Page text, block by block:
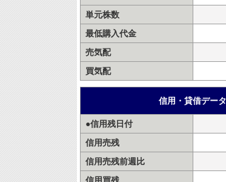
単元株数
最低購入代金
売気配
買気配
信用・貸借データ
●信用残日付
信用売残
信用売残前週比
信用買残